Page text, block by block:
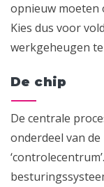
opnieuw moeten
Kies dus voor
werkgeheugen
De chip
De centrale
onderdeel van